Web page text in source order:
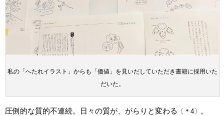
私の「へたれイラスト」からも「価値」を見いだしていただき書籍に採用いた
だいた。
圧倒的な質的不連続。日々の質が、がらりと変わる 〔＊4〕
。